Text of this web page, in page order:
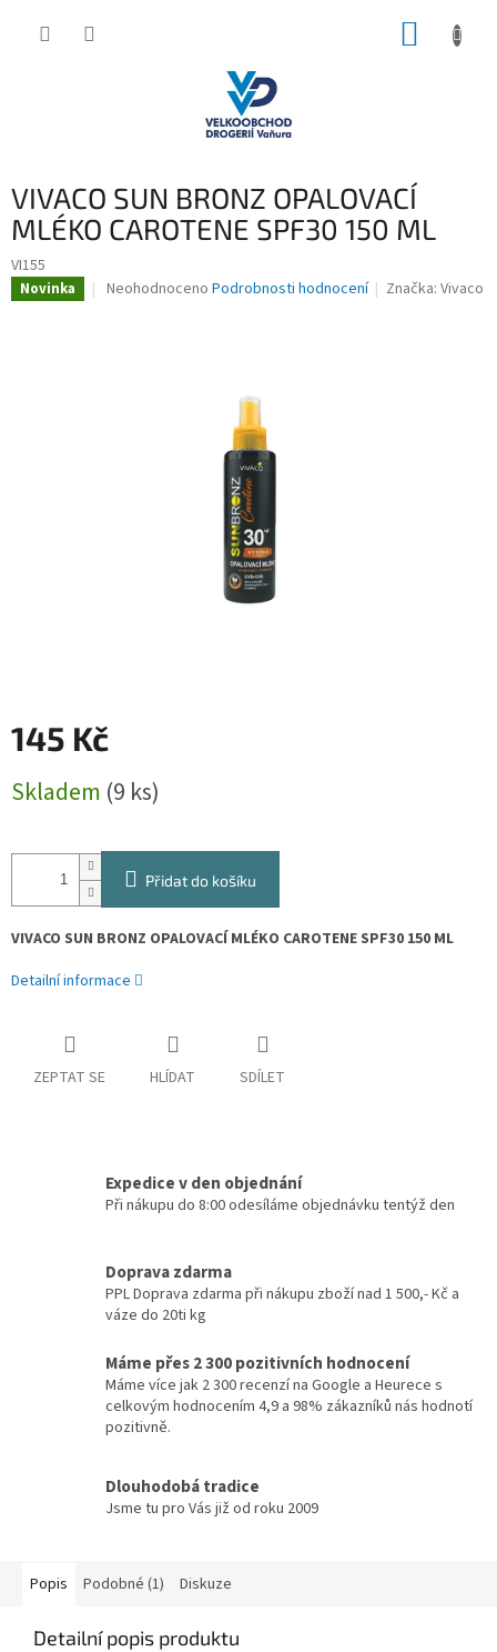
VIVACO SUN BRONZ OPALOVACÍ
MLÉKO CAROTENE SPF30 150 ML
VI155
Novinka
Průměrné
Neohodnoceno Podrobnosti hodnocení Značka:Vivaco
145 Kč
cena:
Skladem (9 ks)
Přidat do košíku
VIVACO SUN BRONZ OPALOVACÍ MLÉKO CAROTENE SPF30 150 ML
Detailní informace
ZEPTAT SE HLÍDAT SDÍLET
Expedice v den objednání
Při nákupu do 8:00 odesíláme objednávku tentýž den
Doprava zdarma
PPL Doprava zdarma při nákupu zboží nad 1 500,- Kč a
váze do 20ti kg
Máme přes 2 300 pozitivních hodnocení
Máme více jak 2 300 recenzí na Google a Heurece s
celkovým hodnocením 4,9 a 98% zákazníků nás hodnotí
pozitivně.
Dlouhodobá tradice
Jsme tu pro Vás již od roku 2009
Popis Podobné (1) Diskuze
Detailní popis produktu